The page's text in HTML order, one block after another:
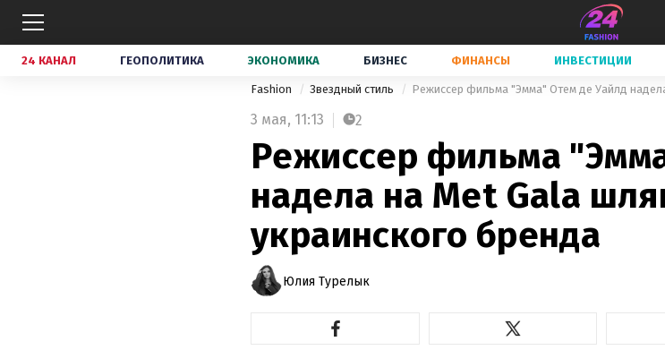
24 КАНАЛ ГЕОПОЛИТИКА ЭКОНОМИКА БИЗНЕС ФИНАНСЫ ИНВЕСТИЦИИ
Fashion Звездный стиль Режиссер фильма "Эмма" Отем де Уайлд
3 мая, 11:13 2
Режиссер фильма
надела на Met Gala
украинского бренда
Юлия Турелык